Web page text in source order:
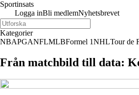
Sportinsats
Logga inBli medlemNyhetsbrevet
Kategorier
NBAPGANFLMLBFormel 1NHLTour de
Från matchbild till data: